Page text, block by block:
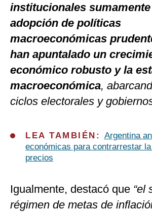
institucionales
adopción de políticas
macroeconómicas
han apuntalado un
económico robusto y la
macroeconómica,
ciclos electorales y
LEA TAMBIÉN: Argentina
económicas para contrarrestar
precios
Igualmente, destacó que “el
régimen de metas de